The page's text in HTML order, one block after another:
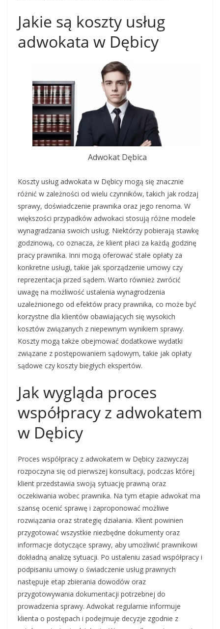
Jakie są koszty usług
adwokata w Dębicy
Adwokat Dębica
Koszty usług adwokata w Dębicy mogą się znacznie
różnić w zależności od wielu czynników, takich jak rodzaj
sprawy, doświadczenie prawnika oraz jego renoma. W
większości przypadków adwokaci stosują różne modele
wynagradzania swoich usług. Niektórzy pobierają stawkę
godzinową, co oznacza, że klient płaci za każdą godzinę
pracy prawnika. Inni mogą oferować stałe opłaty za
konkretne usługi, takie jak sporządzenie umowy czy
reprezentacja przed sądem. Warto również zwrócić
uwagę na możliwość ustalenia wynagrodzenia
uzależnionego od efektów pracy prawnika, co może być
korzystne dla klientów obawiających się wysokich
kosztów związanych z niepewnym wynikiem sprawy.
Koszty mogą także obejmować dodatkowe wydatki
związane z postępowaniem sądowym, takie jak opłaty
sądowe czy koszty biegłych ekspertów.
Jak wygląda proces
współpracy z adwokatem
w Dębicy
Proces współpracy z adwokatem w Dębicy zazwyczaj
rozpoczyna się od pierwszej konsultacji, podczas której
klient przedstawia swoją sytuację prawną oraz
oczekiwania wobec prawnika. Na tym etapie adwokat ma
szansę ocenić sprawę i zaproponować możliwe
rozwiązania oraz strategię działania. Klient powinien
przygotować wszystkie niezbędne dokumenty oraz
informacje dotyczące sprawy, aby umożliwić prawnikowi
dokładną analizę sytuacji. Po ustaleniu zasad współpracy i
podpisaniu umowy o świadczenie usług prawnych
następuje etap zbierania dowodów oraz
przygotowywania dokumentacji potrzebnej do
prowadzenia sprawy. Adwokat regularnie informuje
klienta o postępach i podejmuje decyzje zgodnie z